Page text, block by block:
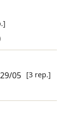
29/05 [3 rep.]